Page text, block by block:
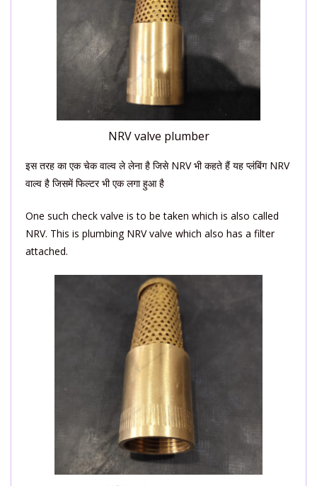
NRV valve plumber
इस तरह का एक चेक वाल्व ले लेना है जिसे NRV भी कहते हैं यह प्लंबिंग NRV
वाल्व है जिसमें फिल्टर भी एक लगा हुआ है
One such check valve is to be taken which is also called
NRV. This is plumbing NRV valve which also has a filter
attached.